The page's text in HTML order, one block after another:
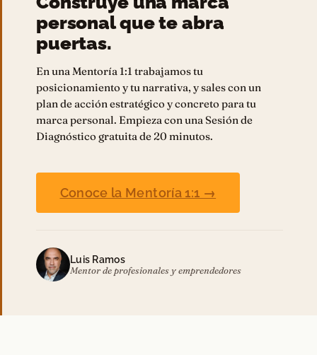
personal que te abra
puertas.
En una Mentoría 1:1 trabajamos tu
posicionamiento y tu narrativa, y sales con un
plan de acción estratégico y concreto para tu
marca personal. Empieza con una Sesión de
Diagnóstico gratuita de 20 minutos.
Conoce la Mentoría 1:1 →
Luis Ramos
Mentor de profesionales y emprendedores